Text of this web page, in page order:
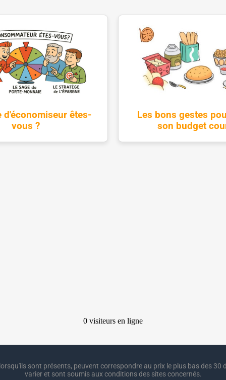
d'économiseur êtes-
vous ?
Les bons gestes
son budget
sont présents, peuvent correspondre au prix le plus bas des 30
varier et sont soumis aux conditions des sites concernés.